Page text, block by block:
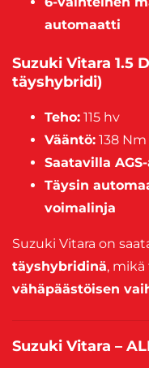
automaatti
Suzuki Vitara 1.5
täyshybridi)
Teho: 115 hv
Vääntö: 138
Saatavilla
Täysin
voimalinja
Suzuki Vitara on
täyshybridinä,
vähäpäästöisen
Suzuki Vitara –